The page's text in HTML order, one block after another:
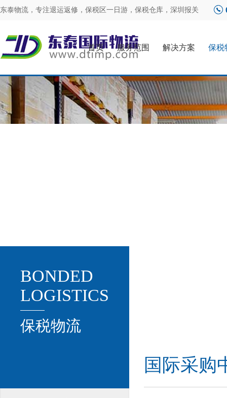
东泰物流，专注退运返修 ， 保税区一日游 ， 保税仓库 ， 深圳报关
首页 服务范围 解决方案 保税
BONDED
LOGISTICS
保税物流
国际采购